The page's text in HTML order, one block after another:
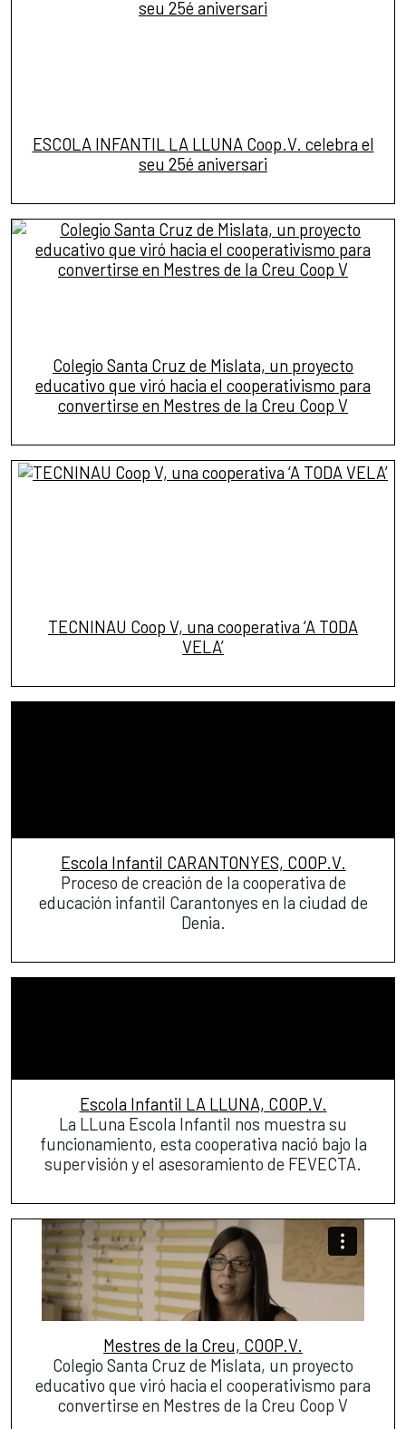
ESCOLA INFANTIL LA LLUNA Coop.V. celebra el
seu 25é aniversari
Colegio Santa Cruz de Mislata, un proyecto
educativo que viró hacia el cooperativismo para
convertirse en Mestres de la Creu Coop V
TECNINAU Coop V, una cooperativa ‘A TODA
VELA’
Escola Infantil CARANTONYES, COOP.V.
Proceso de creación de la cooperativa de
educación infantil Carantonyes en la ciudad de
Denia.
Escola Infantil LA LLUNA, COOP.V.
La LLuna Escola Infantil nos muestra su
funcionamiento, esta cooperativa nació bajo la
supervisión y el asesoramiento de FEVECTA.
Mestres de la Creu, COOP.V.
Colegio Santa Cruz de Mislata, un proyecto
educativo que viró hacia el cooperativismo para
convertirse en Mestres de la Creu Coop V